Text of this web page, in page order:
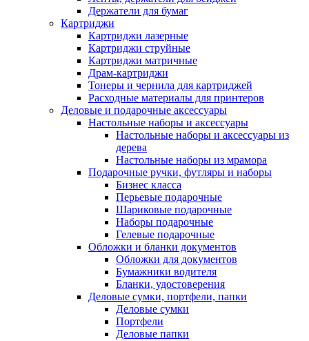
Держатели для бумаг
Картриджи
Картриджи лазерные
Картриджи струйные
Картриджи матричные
Драм-картриджи
Тонеры и чернила для картриджей
Расходные материалы для принтеров
Деловые и подарочные аксессуары
Настольные наборы и аксессуары
Настольные наборы и аксессуары из
дерева
Настольные наборы из мрамора
Подарочные ручки, футляры и наборы
Бизнес класса
Перьевые подарочные
Шариковые подарочные
Наборы подарочные
Гелевые подарочные
Обложки и бланки документов
Обложки для документов
Бумажники водителя
Бланки, удостоверения
Деловые сумки, портфели, папки
Деловые сумки
Портфели
Деловые папки